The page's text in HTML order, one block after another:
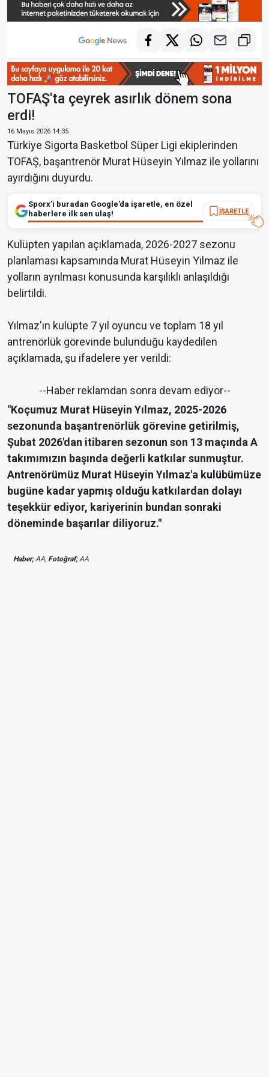
TOFAŞ'ta çeyrek asırlık dönem sona
erdi!
16 Mayıs 2026 14:35
Türkiye Sigorta Basketbol Süper Ligi ekiplerinden
TOFAŞ, başantrenör Murat Hüseyin Yılmaz ile yollarını
ayırdığını duyurdu.
Sporx’i buradan Google’da işaretle, en özel
haberlere ilk sen ulaş!
İŞARETLE
Kulüpten yapılan açıklamada, 2026-2027 sezonu
planlaması kapsamında Murat Hüseyin Yılmaz ile
yolların ayrılması konusunda karşılıklı anlaşıldığı
belirtildi.
Yılmaz'ın kulüpte 7 yıl oyuncu ve toplam 18 yıl
antrenörlük görevinde bulunduğu kaydedilen
açıklamada, şu ifadelere yer verildi:
--Haber reklamdan sonra devam ediyor--
"Koçumuz Murat Hüseyin Yılmaz, 2025-2026
sezonunda başantrenörlük görevine getirilmiş,
Şubat 2026'dan itibaren sezonun son 13 maçında A
takımımızın başında değerli katkılar sunmuştur.
Antrenörümüz Murat Hüseyin Yılmaz'a kulübümüze
bugüne kadar yapmış olduğu katkılardan dolayı
teşekkür ediyor, kariyerinin bundan sonraki
döneminde başarılar diliyoruz."
Haber;AA, Fotoğraf;AA